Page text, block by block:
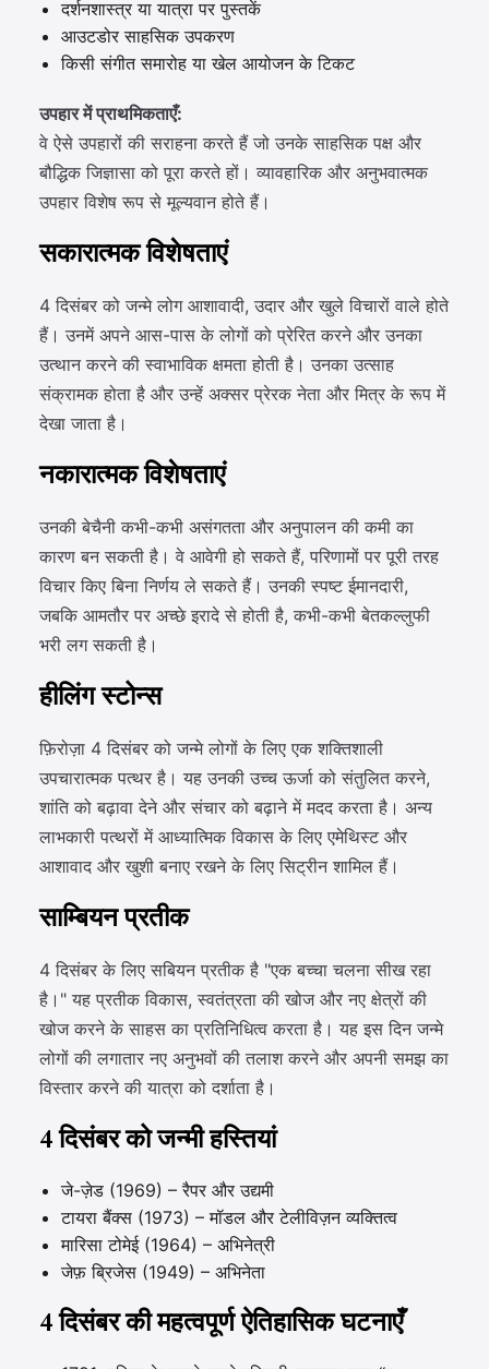
दर्शनशास्त्र या यात्रा पर पुस्तकें
आउटडोर साहसिक उपकरण
किसी संगीत समारोह या खेल आयोजन के टिकट
उपहार में प्राथमिकताएँ:
वे ऐसे उपहारों की सराहना करते हैं जो उनके साहसिक पक्ष और
बौद्धिक जिज्ञासा को पूरा करते हों। व्यावहारिक और अनुभवात्मक
उपहार विशेष रूप से मूल्यवान होते हैं।
सकारात्मक विशेषताएं
4 दिसंबर को जन्मे लोग आशावादी, उदार और खुले विचारों वाले होते
हैं। उनमें अपने आस-पास के लोगों को प्रेरित करने और उनका
उत्थान करने की स्वाभाविक क्षमता होती है। उनका उत्साह
संक्रामक होता है और उन्हें अक्सर प्रेरक नेता और मित्र के रूप में
देखा जाता है।
नकारात्मक विशेषताएं
उनकी बेचैनी कभी-कभी असंगतता और अनुपालन की कमी का
कारण बन सकती है। वे आवेगी हो सकते हैं, परिणामों पर पूरी तरह
विचार किए बिना निर्णय ले सकते हैं। उनकी स्पष्ट ईमानदारी,
जबकि आमतौर पर अच्छे इरादे से होती है, कभी-कभी बेतकल्लुफी
भरी लग सकती है।
हीलिंग स्टोन्स
फ़िरोज़ा 4 दिसंबर को जन्मे लोगों के लिए एक शक्तिशाली
उपचारात्मक पत्थर है। यह उनकी उच्च ऊर्जा को संतुलित करने,
शांति को बढ़ावा देने और संचार को बढ़ाने में मदद करता है। अन्य
लाभकारी पत्थरों में आध्यात्मिक विकास के लिए एमेथिस्ट और
आशावाद और खुशी बनाए रखने के लिए सिट्रीन शामिल हैं।
साम्बियन प्रतीक
4 दिसंबर के लिए सबियन प्रतीक है "एक बच्चा चलना सीख रहा
है।" यह प्रतीक विकास, स्वतंत्रता की खोज और नए क्षेत्रों की
खोज करने के साहस का प्रतिनिधित्व करता है। यह इस दिन जन्मे
लोगों की लगातार नए अनुभवों की तलाश करने और अपनी समझ का
विस्तार करने की यात्रा को दर्शाता है।
4 दिसंबर को जन्मी हस्तियां
जे-ज़ेड (1969) – रैपर और उद्यमी
टायरा बैंक्स (1973) – मॉडल और टेलीविज़न व्यक्तित्व
मारिसा टोमेई (1964) – अभिनेत्री
जेफ़ ब्रिजेस (1949) – अभिनेता
4 दिसंबर की महत्वपूर्ण ऐतिहासिक घटनाएँ